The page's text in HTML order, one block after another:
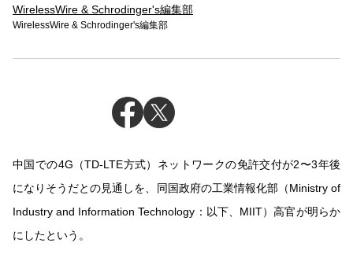
WirelessWire & Schrodinger's編集部
WirelessWire & Schrodinger's編集部
中国での4G（TD-LTE方式）ネットワークの免許交付が2〜3年後
になりそうだとの見通しを、同国政府の工業情報化部（Ministry of
Industry and Information Technology：以下、MIIT）高官が明らか
にしたという。